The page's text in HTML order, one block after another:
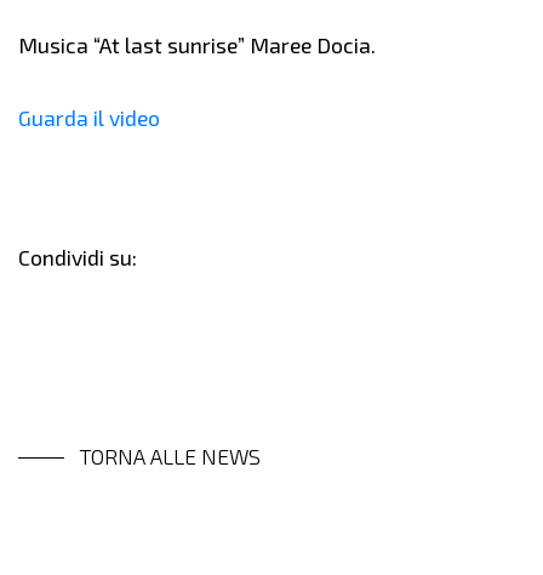
Musica “At last sunrise” Maree Docia.
Guarda il video
Condividi su:
TORNA ALLE NEWS